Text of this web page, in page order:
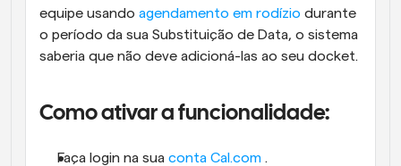
equipe usando agendamento em rodízio durante
o período da sua Substituição de Data, o sistema
saberia que não deve adicioná-las ao seu docket.
Como ativar a funcionalidade:
Faça login na sua conta Cal.com .